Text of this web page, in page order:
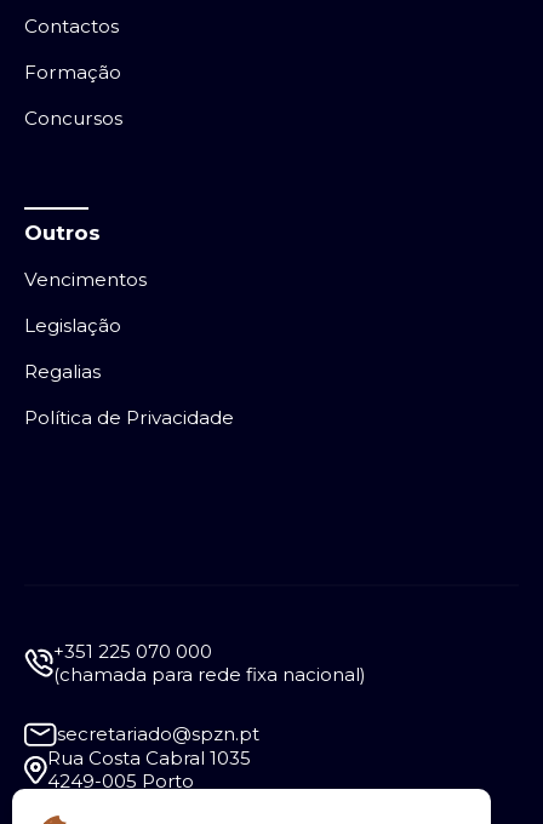
Contactos
Formação
Concursos
Outros
Vencimentos
Legislação
Regalias
Política de Privacidade
+351 225 070 000
(chamada para rede fixa nacional)
secretariado@spzn.pt
Rua Costa Cabral 1035
4249-005 Porto